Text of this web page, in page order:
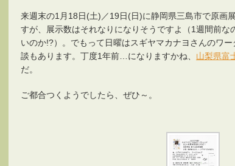
来週末の1月18日(土)／19日(日)に静岡県三島市で原画
すが、展示数はそれなりになりそうですよ（1週間前な
いのか!?）。でもって日曜はスギヤマカナヨさんのワ
談もあります。丁度1年前…になりますかね、 山梨県富
だ。
ご都合つくようでしたら、ぜひ～。